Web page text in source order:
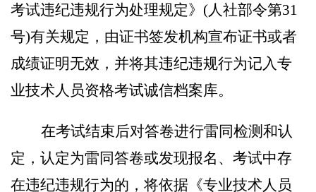
考试违纪违规行为处理规定》 (人社部令第31
号)有关规定，由证书签发机构宣布证书或者
成绩证明无效，并将其违纪违规行为记入专
业技术人员资格考试诚信档案库。
在考试结束后对答卷进行雷同检测和认
定，认定为雷同答卷或发现报名、考试中存
在违纪违规行为的，将依据《专业技术人员